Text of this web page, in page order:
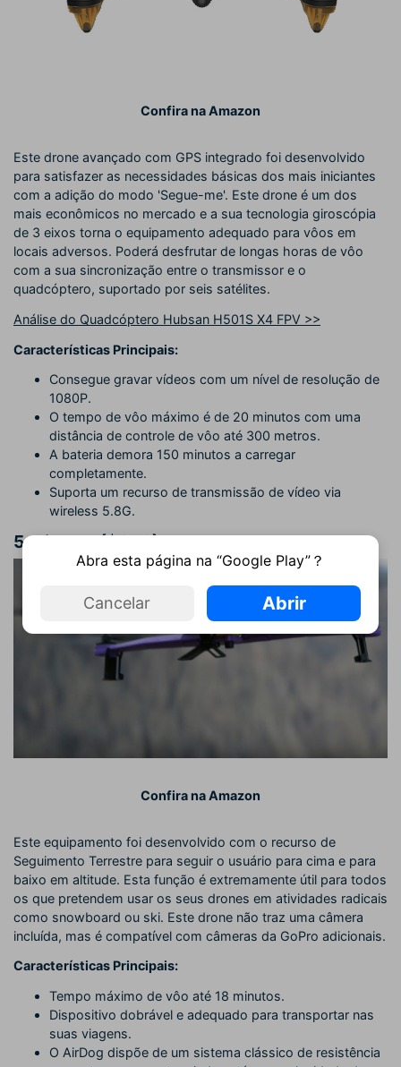
Confira na Amazon
Este drone avançado com GPS integrado foi desenvolvido
para satisfazer as necessidades básicas dos mais iniciantes
com a adição do modo 'Segue-me'. Este drone é um dos
mais econômicos no mercado e a sua tecnologia giroscópia
de 3 eixos torna o equipamento adequado para vôos em
locais adversos. Poderá desfrutar de longas horas de vôo
com a sua sincronização entre o transmissor e o
quadcóptero, suportado por seis satélites.
Análise do Quadcóptero Hubsan H501S X4 FPV >>
Características Principais:
Consegue gravar vídeos com um nível de resolução de
1080P.
O tempo de vôo máximo é de 20 minutos com uma
distância de controle de vôo até 300 metros.
A bateria demora 150 minutos a carregar
completamente.
Suporta um recurso de transmissão de vídeo via
wireless 5.8G.
5.AirDog: ($650)
Confira na Amazon
Este equipamento foi desenvolvido com o recurso de
Seguimento Terrestre para seguir o usuário para cima e para
baixo em altitude. Esta função é extremamente útil para todos
os que pretendem usar os seus drones em atividades radicais
como snowboard ou ski. Este drone não traz uma câmera
incluída, mas é compatível com câmeras da GoPro adicionais.
Características Principais:
Tempo máximo de vôo até 18 minutos.
Dispositivo dobrável e adequado para transportar nas
suas viagens.
O AirDog dispõe de um sistema clássico de resistência
Abra esta página na “Google Play”？
Cancelar Abrir